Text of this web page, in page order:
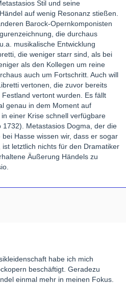
Stil und seine
auf wenig Resonanz stießen.
Barock-Opernkomponisten
die durchaus
musikalische Entwicklung
die weniger starr sind, als bei
als den Kollegen um reine
auch um Fortschritt. Auch will
vertonen, die zuvor bereits
vertont wurden. Es fällt
genau in dem Moment auf
einer Krise schnell verfügbare
Metastasios Dogma, der die
Hasse wissen wir, dass er sogar
letztlich nichts für den Dramatiker
Äußerung Händels zu
habe ich mich
beschäftigt. Geradezu
einmal mehr in meinen Fokus.